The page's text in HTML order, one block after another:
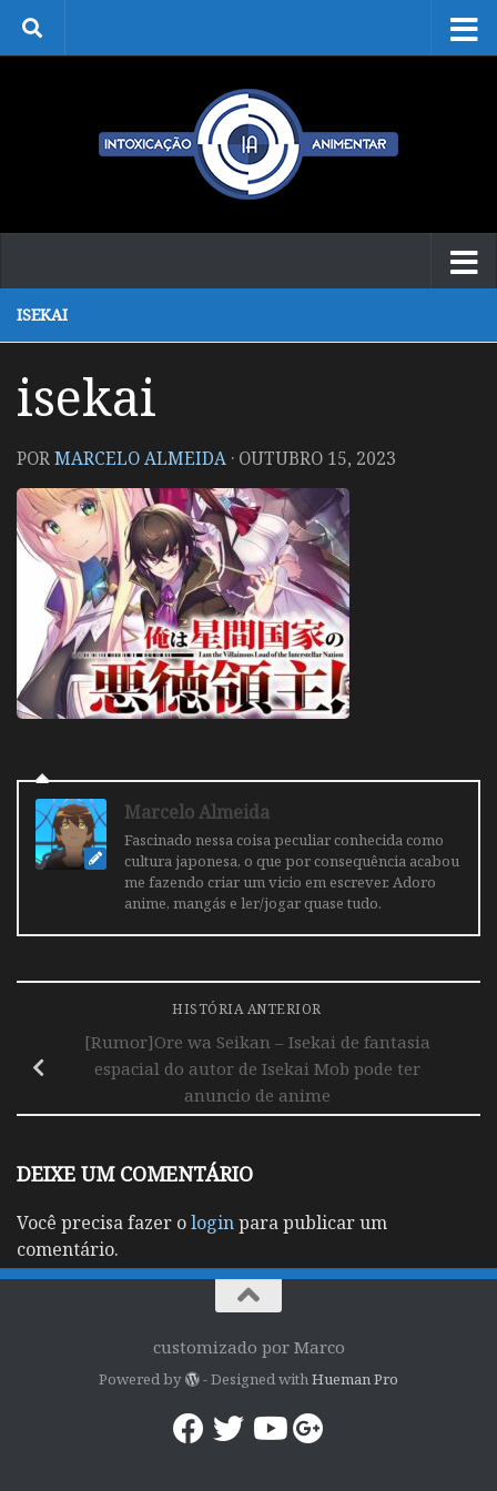
Skip to content
ISEKAI
isekai
PORMARCELO ALMEIDA · OUTUBRO 15, 2023
Marcelo Almeida
Fascinado nessa coisa peculiar conhecida como
cultura japonesa, o que por consequência acabou
me fazendo criar um vicio em escrever. Adoro
anime, mangás e ler/jogar quase tudo.
HISTÓRIA ANTERIOR
[Rumor]Ore wa Seikan – Isekai de fantasia
espacial do autor de Isekai Mob pode ter
anuncio de anime
DEIXE UM COMENTÁRIO
Você precisa fazer ologinpara publicar um
comentário.
customizado por Marco
Powered by - Designed with Hueman Pro